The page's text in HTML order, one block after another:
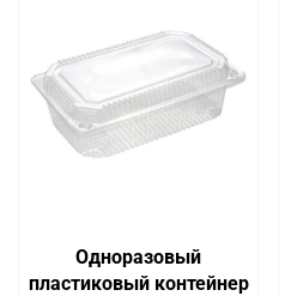
Одноразовый
пластиковый контейнер